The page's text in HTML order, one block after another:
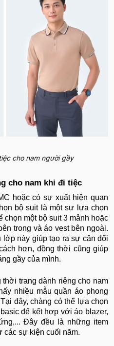
cho nam người gầy
cho nam khi đi tiệc
hoặc có sự xuất hiện quan
bộ suit là một sự lựa chọn
chọn một bộ suit 3 mảnh hoặc
trong và áo vest bên ngoài.
lớp này giúp tạo ra sự cân đối
hơn, đồng thời cũng giúp
gầy của mình.
trang dành riêng cho nam
nhiều mẫu quần áo phong
đây, chàng có thể lựa chọn
để kết hợp với áo blazer,
Đây đều là những item
các sự kiện cuối năm.